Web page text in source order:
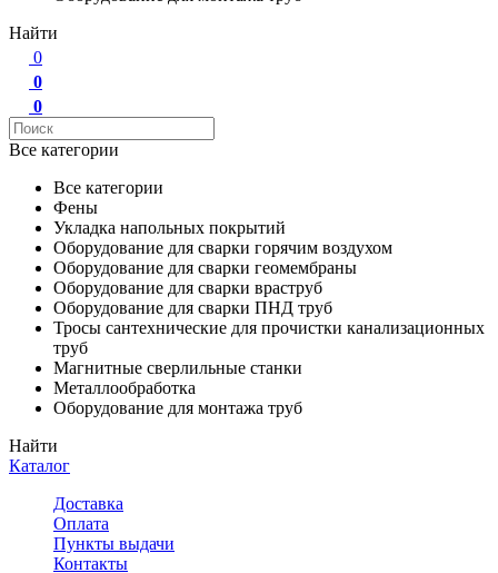
Найти
0
0
0
Все категории
Все категории
Фены
Укладка напольных покрытий
Оборудование для сварки горячим воздухом
Оборудование для сварки геомембраны
Оборудование для сварки враструб
Оборудование для сварки ПНД труб
Тросы сантехнические для прочистки канализационных
труб
Магнитные сверлильные станки
Металлообработка
Оборудование для монтажа труб
Найти
Каталог
Доставка
Оплата
Пункты выдачи
Контакты